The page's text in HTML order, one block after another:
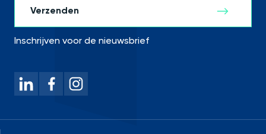
Inschrijven voor de nieuwsbrief